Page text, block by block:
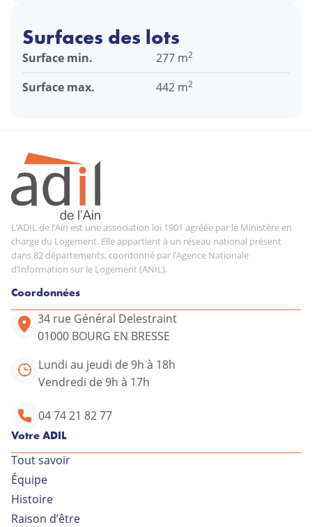
Surfaces des lots
Surface min. 277 m2
Surface max. 442 m2
L’ADIL de l’Ain est une association loi 1901 agréée par le Ministère en
charge du Logement. Elle appartient à un réseau national présent
dans 82 départements, coordonné par l’Agence Nationale
d’Information sur le Logement (ANIL).
Votre ADIL
Tout savoir
Équipe
Histoire
Raison d’être
Coordonnées
34 rue Général Delestraint
01000 BOURG EN BRESSE
Lundi au jeudi de 9h à 18h
Vendredi de 9h à 17h
04 74 21 82 77